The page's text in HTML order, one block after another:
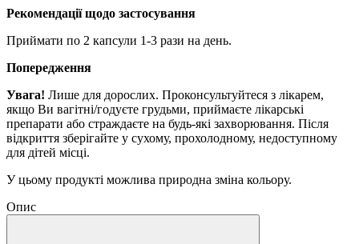
Рекомендації щодо застосування
Приймати по 2 капсули 1-3 рази на день.
Попередження
Увага! Лише для дорослих. Проконсультуйтеся з лікарем,
якщо Ви вагітні/годуєте грудьми, приймаєте лікарські
препарати або страждаєте на будь-які захворювання. Після
відкриття зберігайте у сухому, прохолодному, недоступному
для дітей місці.
У цьому продукті можлива природна зміна кольору.
Опис